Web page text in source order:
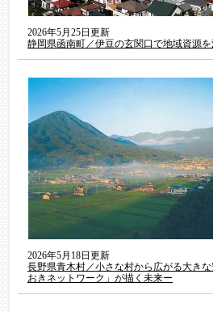
2026年5月25日更新
静岡県函南町／伊豆の玄関口で地域資源
2026年5月18日更新
長野県青木村／小さな村から広がる大き
おきネットワーク」が描く未来ー